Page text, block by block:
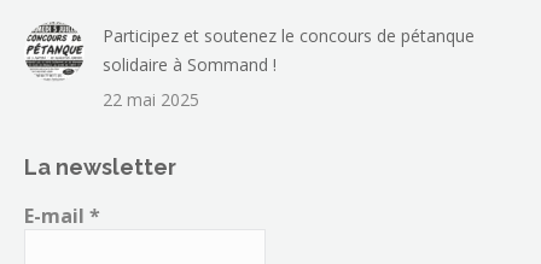
Participez et soutenez le concours de pétanque
solidaire à Sommand !
22 mai 2025
La newsletter
E-mail *